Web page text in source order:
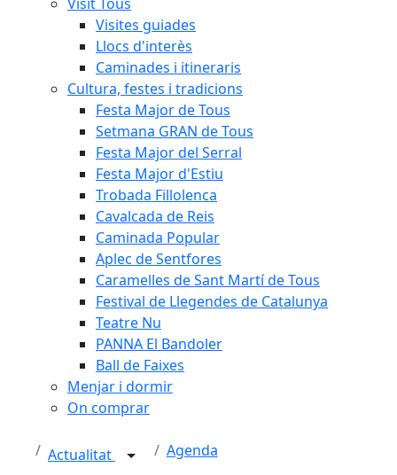
Visites guiades
Llocs d'interès
Caminades i itineraris
Cultura, festes i tradicions
Festa Major de Tous
Setmana GRAN de Tous
Festa Major del Serral
Festa Major d'Estiu
Trobada Fillolenca
Cavalcada de Reis
Caminada Popular
Aplec de Sentfores
Caramelles de Sant Martí de Tous
Festival de Llegendes de Catalunya
Teatre Nu
PANNA El Bandoler
Ball de Faixes
Menjar i dormir
On comprar
Actualitat Agenda